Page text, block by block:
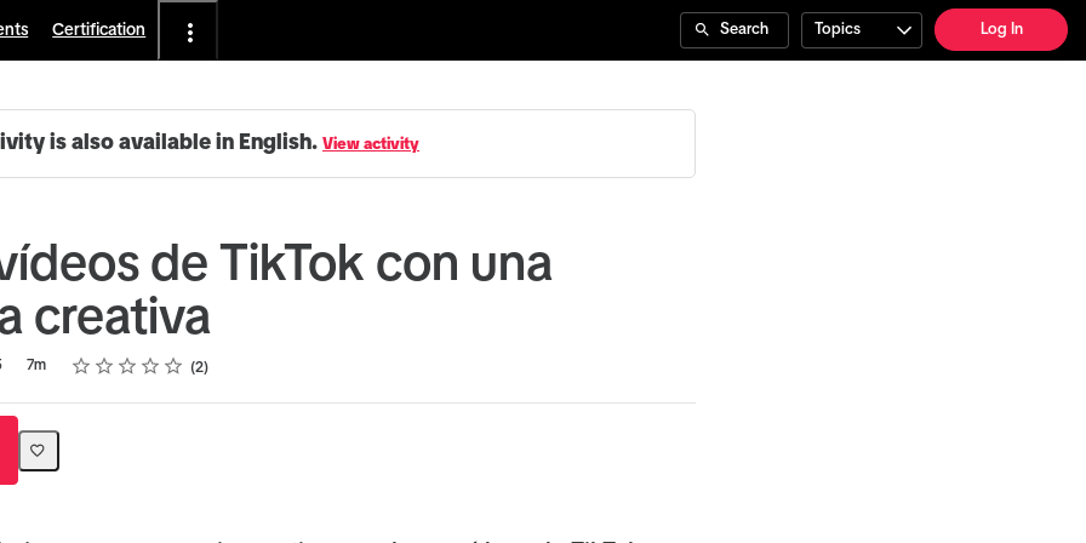
Certification Search Topics Log In
is also available in English. View activity
de TikTok con una
creativa
7m Rating
1 star
2 stars
3 stars
4 stars
5 stars 2